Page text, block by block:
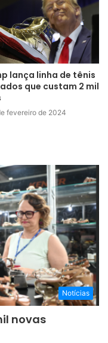
lança linha de tênis
que custam 2 mil
fevereiro de 2024
Notícias
novas